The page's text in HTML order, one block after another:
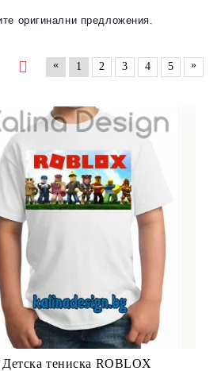
оригинални предложения.
« 1 2 3 4 5 »
Детска тениска ROBLOX